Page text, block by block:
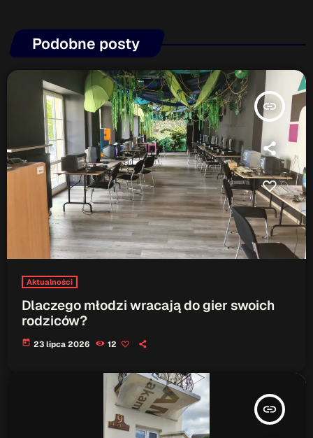
Podobne posty
insert_link
Aktualności
Dlaczego młodzi wracają do gier swoich
rodziców?
today 23 lipca 2026 12
insert_link